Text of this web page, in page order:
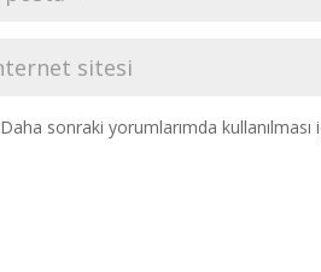
Daha sonraki yorumlarımda